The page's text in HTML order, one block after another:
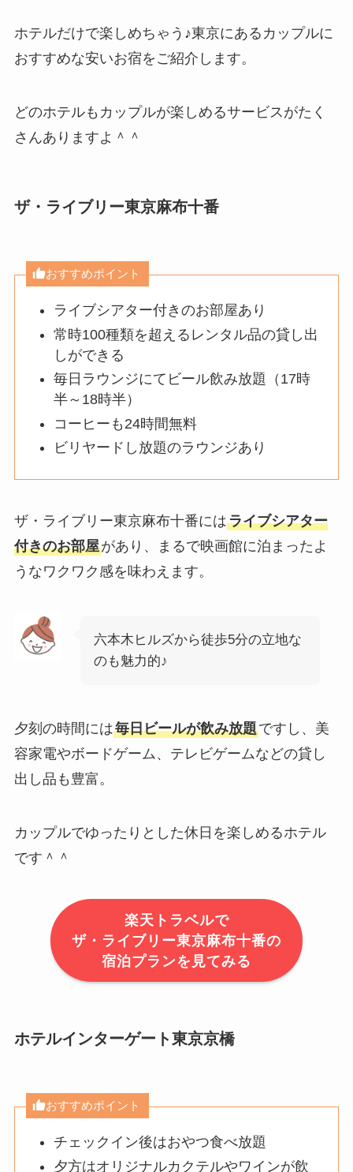
ホテルだけで楽しめちゃう♪東京にあるカップルに
おすすめな安いお宿をご紹介します。
どのホテルもカップルが楽しめるサービスがたく
さんありますよ＾＾
ザ・ライブリー東京麻布十番
おすすめポイント
ライブシアター付きのお部屋あり
常時100種類を超えるレンタル品の貸し出
しができる
毎日ラウンジにてビール飲み放題（17時
半～18時半）
コーヒーも24時間無料
ビリヤードし放題のラウンジあり
ザ・ライブリー東京麻布十番にはライブシアター
付きのお部屋があり、まるで映画館に泊まったよ
うなワクワク感を味わえます。
六本木ヒルズから徒歩5分の立地な
のも魅力的♪
夕刻の時間には毎日ビールが飲み放題ですし、美
容家電やボードゲーム、テレビゲームなどの貸し
出し品も豊富。
カップルでゆったりとした休日を楽しめるホテル
です＾＾
楽天トラベルで
ザ・ライブリー東京麻布十番の
宿泊プランを見てみる
ホテルインターゲート東京京橋
おすすめポイント
チェックイン後はおやつ食べ放題
夕方はオリジナルカクテルやワインが飲